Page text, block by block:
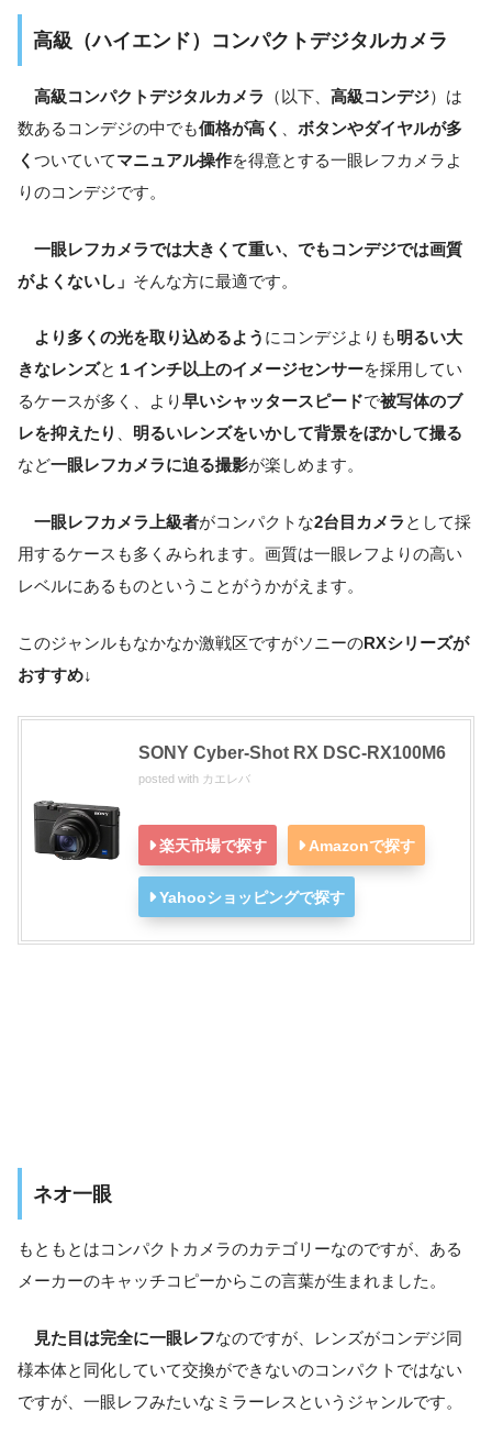
高級（ハイエンド）コンパクトデジタルカメラ
高級コンパクトデジタルカメラ （以下、 高級コンデジ）は
数あるコンデジの中でも価格が高く
ボタンやダイヤルが多
く ついていてマニュアル操作を得意とする一眼レフカメラよ
りのコンデジです。
一眼レフカメラでは大きくて重い、でもコンデジでは画質
がよくないし」 そんな方に最適です。
より多くの光を取り込めるよう にコンデジよりも明るい大
きなレンズと １インチ以上のイメージセンサーを採用してい
るケースが多く、より早いシャッタースピードで被写体のブ
レを抑えたり 、 明るいレンズをいかして背景をぼかして撮る
など一眼レフカメラに迫る撮影が楽しめます。
一眼レフカメラ上級者がコンパクトな2台目カメラとして採
用するケースも多くみられます。画質は一眼レフよりの高い
レベルにあるものということがうかがえます。
このジャンルもなかなか激戦区ですがソニーのRXシリーズが
おすすめ↓
SONY Cyber-Shot RX DSC-RX100M6
posted with カエレバ
楽天市場で探す Amazonで探す
Yahooショッピングで探す
ネオ一眼
もともとはコンパクトカメラのカテゴリーなのですが、ある
メーカーのキャッチコピーからこの言葉が生まれました。
見た目は完全に一眼レフなのですが、レンズがコンデジ同
様本体と同化していて交換ができないのコンパクトではない
ですが、一眼レフみたいなミラーレスというジャンルです。